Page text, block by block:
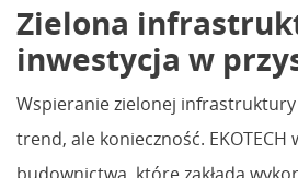
Zielona
inwestycja w
Wspieranie zielonej
trend, ale konieczność. EKOTECH
budownictwa, które zakłada